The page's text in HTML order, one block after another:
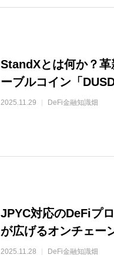
StandXとは何か？
ーブルコイン「
2025.11.29 DeFi金融知識畑
JPYC対応のDeFiプ
が広げるオンチェー
2025.11.28 DeFi金融知識畑